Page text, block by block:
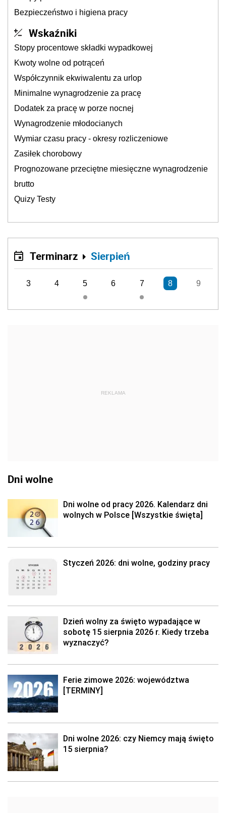
Bezpieczeństwo i higiena pracy
Wskaźniki
Stopy procentowe składki wypadkowej
Kwoty wolne od potrąceń
Współczynnik ekwiwalentu za urlop
Minimalne wynagrodzenie za pracę
Dodatek za pracę w porze nocnej
Wynagrodzenie młodocianych
Wymiar czasu pracy - okresy rozliczeniowe
Zasiłek chorobowy
Prognozowane przeciętne miesięczne wynagrodzenie
brutto
Quizy Testy
Terminarz Sierpień
3 4 5 6 7 8 9
REKLAMA
Dni wolne
Dni wolne od pracy 2026. Kalendarz dni
wolnych w Polsce [Wszystkie święta]
Styczeń 2026: dni wolne, godziny pracy
Dzień wolny za święto wypadające w
sobotę 15 sierpnia 2026 r. Kiedy trzeba
wyznaczyć?
Ferie zimowe 2026: województwa
[TERMINY]
Dni wolne 2026: czy Niemcy mają święto
15 sierpnia?